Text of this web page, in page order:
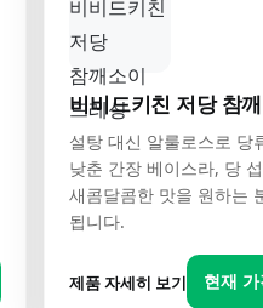
비비드키친 저당 참
설탕 대신 알룰로스로 당
낮춘 간장 베이스라, 당
새콤달콤한 맛을 원하는
됩니다.
제품 자세히 보기 현재